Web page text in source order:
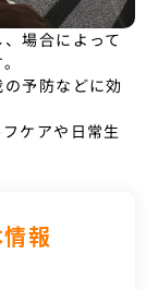
場合によって
予防などに効
ケアや日常生
報